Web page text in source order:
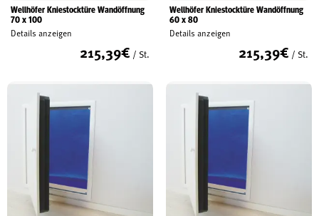
Schreinerei
Ausstellung
Infos
Wellhöfer Kniestocktüre Wandöffnung
70 x 100
Details anzeigen
215,39€ / St.
Wellhöfer Kniestocktüre Wandöffnung
60 x 80
Details anzeigen
215,39€ / St.